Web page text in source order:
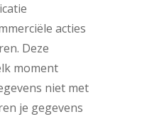
acties
Deze
moment
niet met
je gegevens